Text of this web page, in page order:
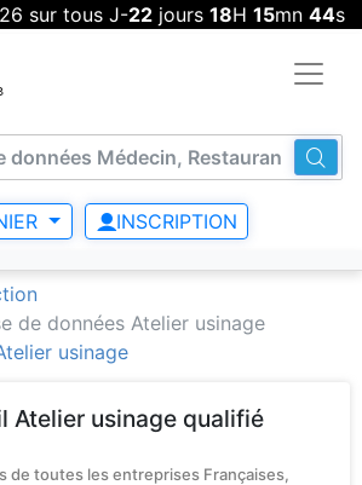
sur tous J-22 jours 18H 15mn 43s
INSCRIPTION
de données Atelier usinage
usinage
Atelier usinage qualifié
de toutes les entreprises Françaises,